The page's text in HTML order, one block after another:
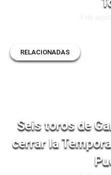
RELACIONADAS
Seis toros de
cerrar la